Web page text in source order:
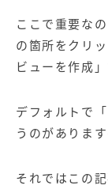
ここで重要な
の箇所をクリ
ビューを作成
デフォルトで
うのがありま
それではこの